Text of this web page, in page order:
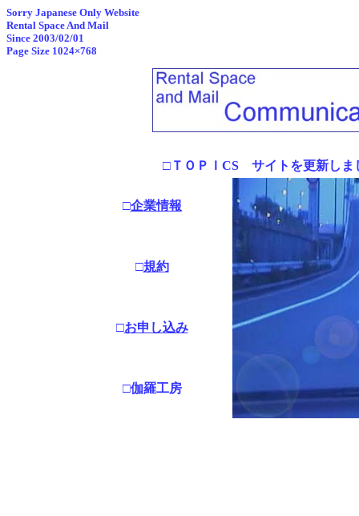
Sorry Japanese Only Website
Rental Space And Mail
Since 2003/02/01
Page Size 1024×768
□ＴＯＰＩCS サイトを更新しま
□企業情報
□規約
□お申し込み
□伽羅工房